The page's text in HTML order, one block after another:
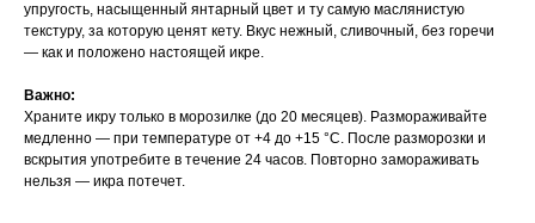
упругость, насыщенный янтарный цвет и ту самую маслянистую
текстуру, за которую ценят кету. Вкус нежный, сливочный, без горечи
— как и положено настоящей икре.
Важно:
Храните икру только в морозилке (до 20 месяцев). Размораживайте
медленно — при температуре от +4 до +15 °С. После разморозки и
вскрытия употребите в течение 24 часов. Повторно замораживать
нельзя — икра потечет.